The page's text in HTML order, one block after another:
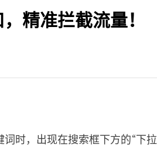
精准拦截流量！
时，出现在搜索框下方的“下拉